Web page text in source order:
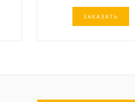
ЗАКАЗАТЬ